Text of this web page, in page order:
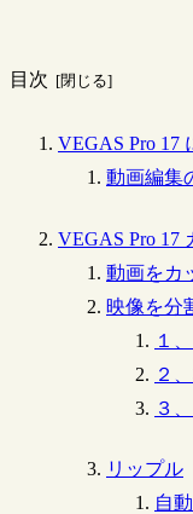
目次
VEGAS Pro 17
動画編集
VEGAS Pro 17
動画をカ
映像を分
１
２
３
リップル
自